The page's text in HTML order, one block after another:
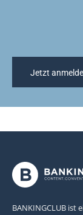
Jetzt
BANKINGCLUB